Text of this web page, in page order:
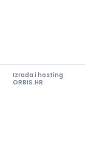
Izrada i hosting:
ORBIS.HR